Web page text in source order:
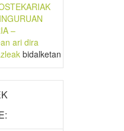
–
ari dira
bidalketan